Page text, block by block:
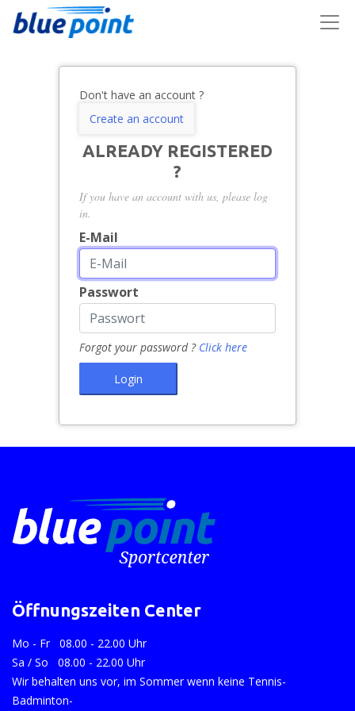
Don't have an account ?
Create an account
ALREADY REGISTERED
?
If you have an account with us, please log
in.
E-Mail
Passwort
Forgot your password ? Click here
Login
Öffnungszeiten Center
Mo - Fr 08.00 - 22.00 Uhr
Sa / So 08.00 - 22.00 Uhr
Wir behalten uns vor, im Sommer wenn keine Tennis-
Badminton-